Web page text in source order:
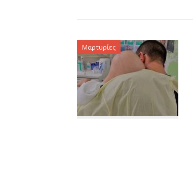
Μαρτυρίες